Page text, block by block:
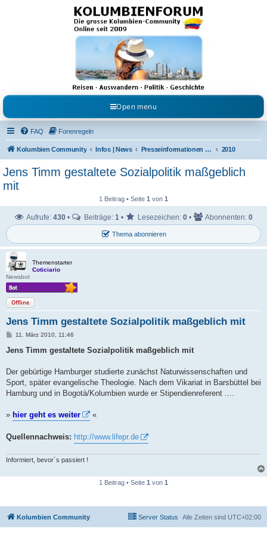
Kolumbienforum - Das
grosse Forum der
Freunde Kolumbiens
Reisen, Auswandern, Kultur, Politik, Geschichte und Visum in Kolumbien und Venezuela.
Austausch, Erfahrungen und Gemeinschaft im Kolumbienforum
Open menu
FAQ Forenregeln
Kolumbien Community Infos | News Presseinformationen & Neuigkeiten 2010
Jens Timm gestaltete Sozialpolitik maßgeblich
mit
1 Beitrag • Seite 1 von 1
Thema abonnieren
Aufrufe: 430 • Beiträge: 1 • Lesezeichen: 0 • Abonnenten: 0
Themenstarter
Coticiario
Newsbot
Offline
Jens Timm gestaltete Sozialpolitik maßgeblich mit
B
i
a
11. März 2010, 11:46
Jens Timm gestaltete Sozialpolitik maßgeblich mit
Der gebürtige Hamburger studierte zunächst Naturwissenschaften und
Sport, später evangelische Theologie. Nach dem Vikariat in Barsbüttel bei
Hamburg und in Bogotà/Kolumbien wurde er Stipendienreferent ....
» hier geht es weiter «
Quellennachweis: http://www.lifepr.de
Informiert, bevor´s passiert !
1 Beitrag • Seite 1 von 1
Kolumbien Community Alle Zeiten sind UTC+02:00
Server Status